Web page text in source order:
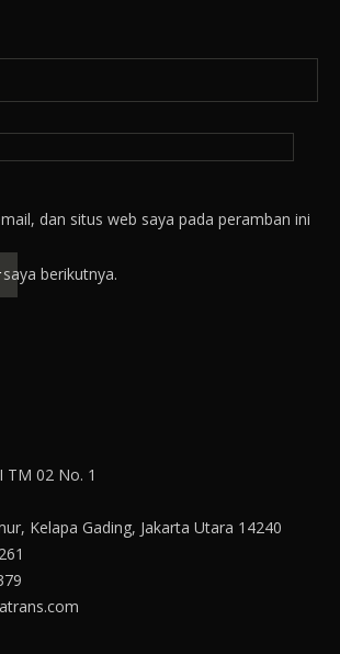
dan situs web saya pada peramban ini
berikutnya.
TM 02 No. 1
Kelapa Gading, Jakarta Utara 14240